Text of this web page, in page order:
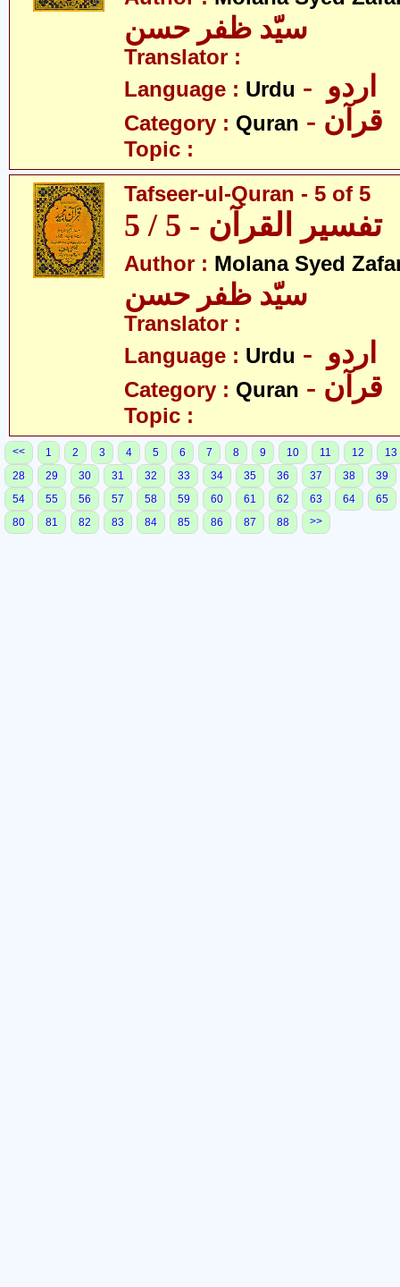
سیّد ظفر حسن
Translator :
Language : Urdu
Category : Quran - قرآن
Topic :
Tafseer-ul-Quran - 5 of 5
تفسیر القرآن - 5 / 5
Author : Molana Syed
سیّد ظفر حسن
Translator :
Language : Urdu
Category : Quran - قرآن
Topic :
<< 1 2 3 4 5 6 7 8 9 10 11 12
13
28
29 30 31 32 33 34 35 36 37 38
39
54
55 56 57 58 59 60 61 62 63 64
65
80
81 82 83 84 85 86 87 88 >>